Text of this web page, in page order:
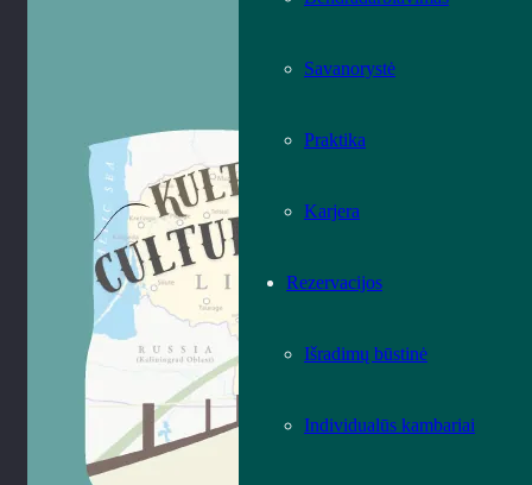
Savanorystė
Praktika
Karjera
Rezervacijos
Išradimų būstinė
Individualūs kambariai